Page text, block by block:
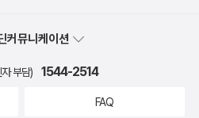
커뮤니케이션
부담) 1544-2514
FAQ